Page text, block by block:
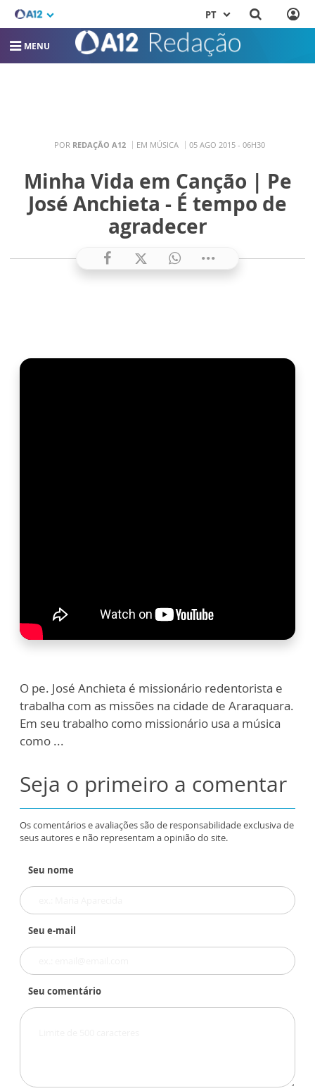
PT
MENU
POR REDAÇÃO A12 EM MÚSICA 05 AGO 2015 - 06H30
Minha Vida em Canção | Pe
José Anchieta - É tempo de
agradecer
O pe. José Anchieta é missionário redentorista e
trabalha com as missões na cidade de Araraquara.
Em seu trabalho como missionário usa a música
como ...
Seja o primeiro a comentar
Os comentários e avaliações são de responsabilidade exclusiva de
seus autores e não representam a opinião do site.
Seu nome
Seu e-mail
Seu comentário